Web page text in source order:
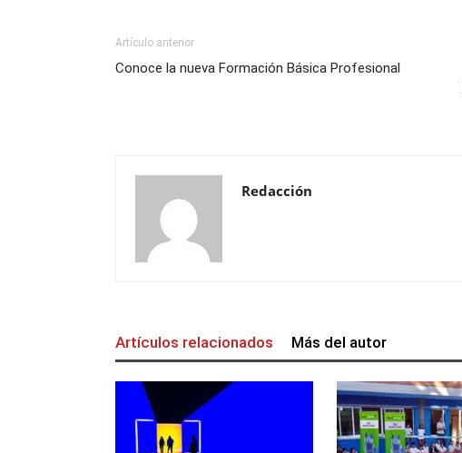
Artículo anterior
Conoce la nueva Formación Básica Profesional
Redacción
Artículos relacionados Más del autor